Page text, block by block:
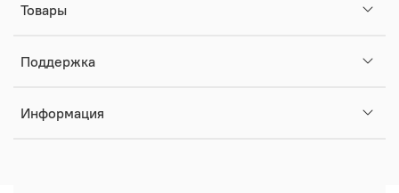
Товары
Поддержка
Информация